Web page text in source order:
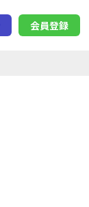
会員登録